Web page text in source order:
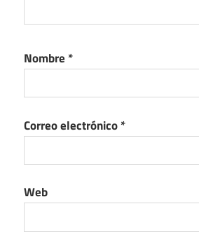
Nombre *
Correo electrónico*
Web